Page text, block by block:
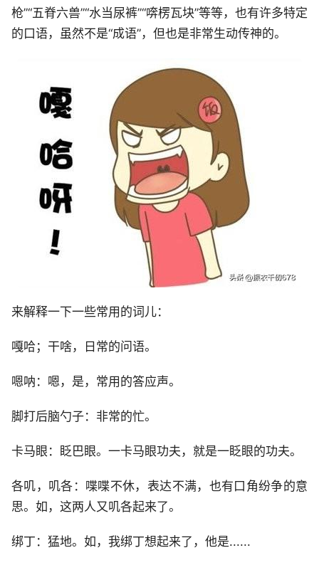
枪”“五脊六兽”“水当尿裤”“喯楞瓦块”等等，也有许多特定
的口语，虽然不是“成语”，但也是非常生动传神的。
来解释一下一些常用的词儿：
嘎哈；干啥，日常的问语。
嗯呐：嗯，是，常用的答应声。
脚打后脑勺子：非常的忙。
卡马眼：眨巴眼。一卡马眼功夫，就是一眨眼的功夫。
各叽，叽各：喋喋不休，表达不满，也有口角纷争的意
思。如，这两人又叽各起来了。
绑丁：猛地。如，我绑丁想起来了，他是......